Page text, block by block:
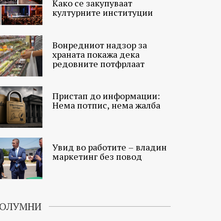
Како се закупуваат
културните институции
Вонредниот надзор за
храната покажа дека
редовните потфрлаат
Пристап до информации:
Нема потпис, нема жалба
Увид во работите – владин
маркетинг без повод